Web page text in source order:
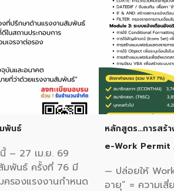
พันธ์
– 27 เม.ย. 69
มพันธ์ ครั้งที่ 76 มี
รองแรงงานกำหนด
หลักสูตร…การสร้
e-Work Permit
— ปล่อยให้
อายุ” = ความเ